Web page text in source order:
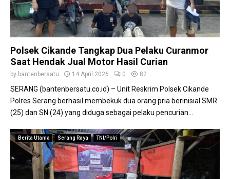
Polsek Cikande Tangkap Dua Pelaku Curanmor
Saat Hendak Jual Motor Hasil Curian
by bantenbersatu 14 April 2026 0 82
​SERANG (bantenbersatu.co.id) – Unit Reskrim Polsek Cikande
Polres Serang berhasil membekuk dua orang pria berinisial SMR
(25) dan SN (24) yang diduga sebagai pelaku pencurian...
Berita Utama Serang Raya TNI/Polri